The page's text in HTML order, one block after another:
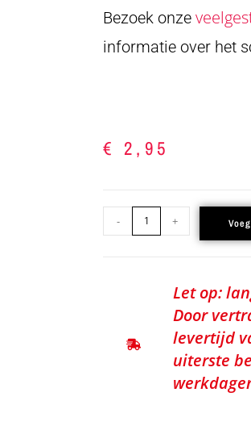
Bezoek onze
informatie over het
€ 2,95
- +
Let op:
Door
levertijd
uiterste